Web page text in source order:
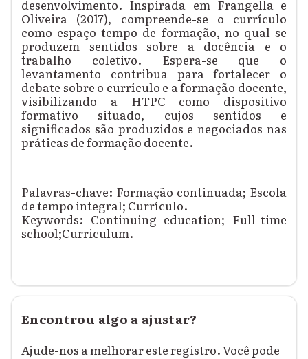
desenvolvimento. Inspirada em Frangella e
Oliveira (2017), compreende-se o currículo
como espaço-tempo de formação, no qual se
produzem sentidos sobre a docência e o
trabalho coletivo. Espera-se que o
levantamento contribua para fortalecer o
debate sobre o currículo e a formação docente,
visibilizando a HTPC como dispositivo
formativo situado, cujos sentidos e
significados são produzidos e negociados nas
práticas de formação docente.
Palavras-chave: Formação continuada; Escola
de tempo integral; Currículo.
Keywords: Continuing education; Full-time
school;Curriculum.
Encontrou algo a ajustar?
Ajude-nos a melhorar este registro. Você pode